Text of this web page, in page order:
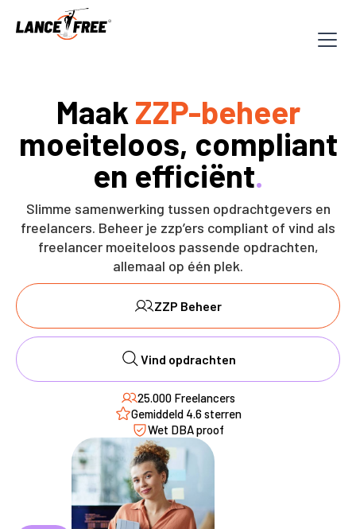
Maak ZZP-beheer
moeiteloos, compliant
en efficiënt.
Slimme samenwerking tussen opdrachtgevers en
freelancers. Beheer je zzp’ers compliant of vind als
freelancer moeiteloos passende opdrachten,
allemaal op één plek.
ZZP Beheer
Vind opdrachten
25.000 Freelancers
Gemiddeld 4.6 sterren
Wet DBA proof